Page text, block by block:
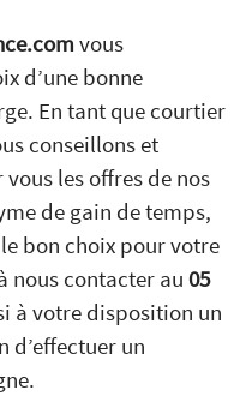
vous
d’une bonne
En tant que courtier
conseillons et
les offres de nos
de gain de temps,
bon choix pour votre
nous contacter au 05
à votre disposition un
d’effectuer un